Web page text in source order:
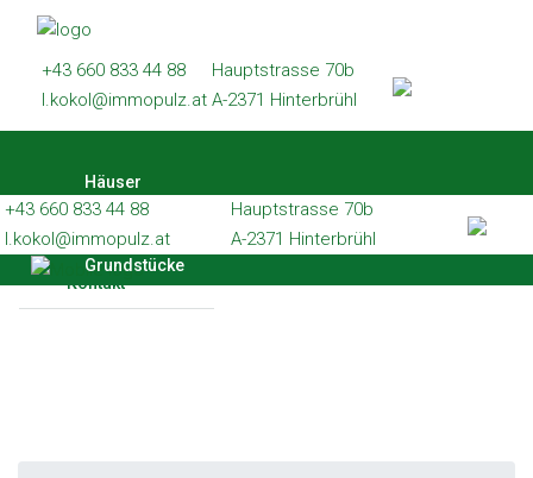
Häuser
Wohnungen
Gewerbe
Referenzen
Kontakt
+43 660 833 44 88
l.kokol@immopulz.at
Hauptstrasse 70b
A-2371 Hinterbrühl
Häuser
Grundstücke
+43 660 833 44 88
l.kokol@immopulz.at
Hauptstrasse 70b
A-2371 Hinterbrühl